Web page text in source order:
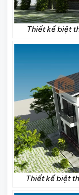
Thiết kế biệt
Thiết kế biệt